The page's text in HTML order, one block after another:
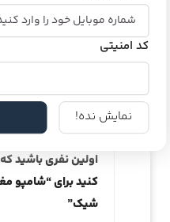
دیدگاه و پرسش
هیچ دیدگاهی برای
اولین نفری باشید
کنید برای “شامپو
شیک”
کد امنیتی
نمایش نده!